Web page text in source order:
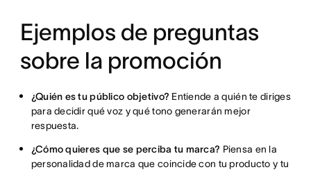
Ejemplos de preguntas
sobre la promoción
¿Quién es tu público objetivo? Entiende a quién te diriges
para decidir qué voz y qué tono generarán mejor
respuesta.
¿Cómo quieres que se perciba tu marca? Piensa en la
personalidad de marca que coincide con tu producto y tu